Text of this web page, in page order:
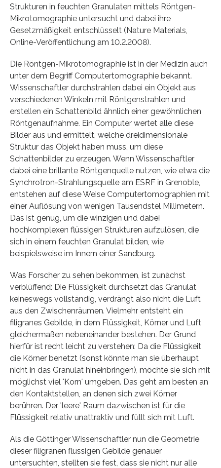
Strukturen in feuchten Granulaten mittels Röntgen-
Mikrotomographie untersucht und dabei ihre
Gesetzmäßigkeit entschlüsselt (Nature Materials,
Online-Veröffentlichung am 10.2.2008).
Die Röntgen-Mikrotomographie ist in der Medizin auch
unter dem Begriff Computertomographie bekannt.
Wissenschaftler durchstrahlen dabei ein Objekt aus
verschiedenen Winkeln mit Röntgenstrahlen und
erstellen ein Schattenbild ähnlich einer gewöhnlichen
Röntgenaufnahme. Ein Computer wertet alle diese
Bilder aus und ermittelt, welche dreidimensionale
Struktur das Objekt haben muss, um diese
Schattenbilder zu erzeugen. Wenn Wissenschaftler
dabei eine brillante Röntgenquelle nutzen, wie etwa die
Synchrotron-Strahlungsquelle am ESRF in Grenoble,
entstehen auf diese Weise Computertomographien mit
einer Auflösung von wenigen Tausendstel Millimetern.
Das ist genug, um die winzigen und dabei
hochkomplexen flüssigen Strukturen aufzulösen, die
sich in einem feuchten Granulat bilden, wie
beispielsweise im Innern einer Sandburg.
Was Forscher zu sehen bekommen, ist zunächst
verblüffend: Die Flüssigkeit durchsetzt das Granulat
keineswegs vollständig, verdrängt also nicht die Luft
aus den Zwischenräumen. Vielmehr entsteht ein
filigranes Gebilde, in dem Flüssigkeit, Körner und Luft
gleichermaßen nebeneinander bestehen. Der Grund
hierfür ist recht leicht zu verstehen: Da die Flüssigkeit
die Körner benetzt (sonst könnte man sie überhaupt
nicht in das Granulat hineinbringen), möchte sie sich mit
möglichst viel 'Korn' umgeben. Das geht am besten an
den Kontaktstellen, an denen sich zwei Körner
berühren. Der 'leere' Raum dazwischen ist für die
Flüssigkeit relativ unattraktiv und füllt sich mit Luft.
Als die Göttinger Wissenschaftler nun die Geometrie
dieser filigranen flüssigen Gebilde genauer
untersuchten, stellten sie fest, dass sie nicht nur alle